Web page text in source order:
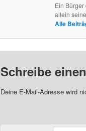
Ein
allein
Alle
Schreibe
Deine E-Mail-Adresse wird